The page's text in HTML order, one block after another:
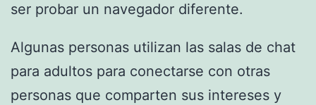
ser probar un navegador diferente.
Algunas personas utilizan las salas de chat
para adultos para conectarse con otras
personas que comparten sus intereses y